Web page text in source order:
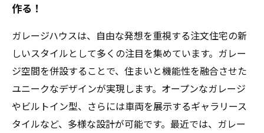
おしゃれなガレージハウスの実例を見てみよ
選び方のポイントを徹底解説！自分に合ったガ
レージハウスとは
ガレージハウスで実現する豊かな生活：あなた
の夢の住まいを手に入れよう
作る！
ガレージハウスは、自由な発想を重視する注文住宅の新
しいスタイルとして多くの注目を集めています。ガレー
ジ空間を併設することで、住まいと機能性を融合させた
ユニークなデザインが実現します。オープンなガレージ
やビルトイン型、さらには車両を展示するギャラリース
タイルなど、多様な設計が可能です。最近では、ガレー